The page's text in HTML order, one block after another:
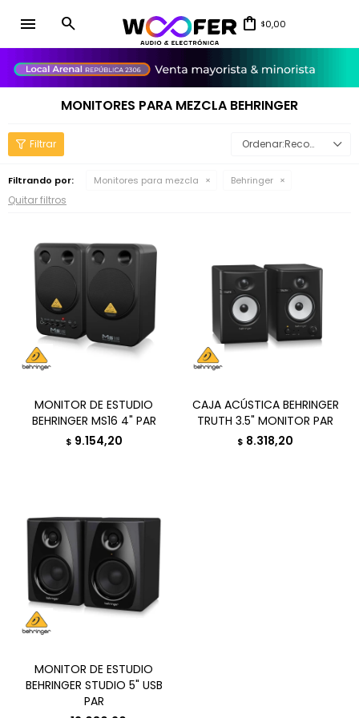
menu $0,00
MONITORES PARA MEZCLA BEHRINGER
Recomendados
Filtrando por: Monitores para mezcla Behringer
Quitar filtros
MONITOR DE ESTUDIO
BEHRINGER MS16 4" PAR
$ 9.154,20
CAJA ACÚSTICA BEHRINGER
TRUTH 3.5" MONITOR PAR
$ 8.318,20
MONITOR DE ESTUDIO
BEHRINGER STUDIO 5" USB
PAR
close